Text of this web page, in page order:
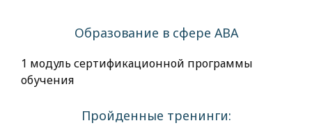
Образование в сфере АВА
1 модуль сертификационной программы
обучения
Пройденные тренинги: